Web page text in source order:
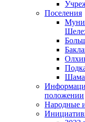
Поселения
положении
Народные